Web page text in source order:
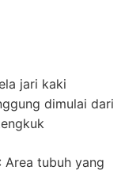
jari kaki
dimulai dari
Area tubuh yang